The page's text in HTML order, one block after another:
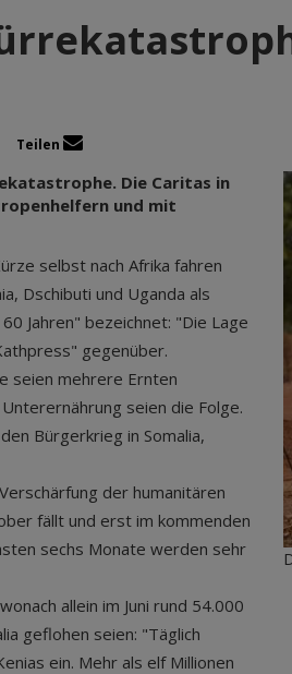
Teilen
Die Caritas in
und mit
selbst nach Afrika fahren
Dschibuti und Uganda als
Jahren" bezeichnet: "Die Lage
gegenüber.
seien mehrere Ernten
seien die Folge.
Bürgerkrieg in Somalia,
der humanitären
fällt und erst im kommenden
sechs Monate werden sehr
allein im Juni rund 54.000
geflohen seien: "Täglich
ein. Mehr als elf Millionen